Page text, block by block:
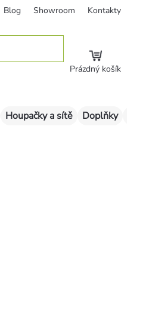
Blog Showroom Kontakty
Prázdný košík
Houpačky a sítě Doplňky